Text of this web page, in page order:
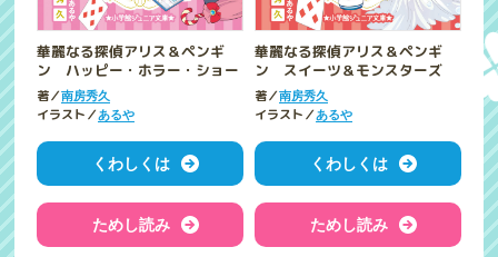
華麗なる探偵アリス＆ペンギ
ン ハッピー・ホラー・ショー
著／南房秀久
イラスト／あるや
くわしくは
ためし読み
華麗なる探偵アリス＆ペンギ
ン スイーツ＆モンスターズ
著／南房秀久
イラスト／あるや
くわしくは
ためし読み